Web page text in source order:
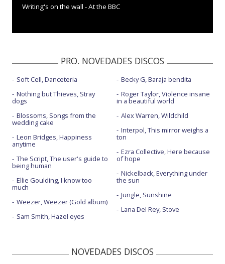
Writing's on the wall - At the BBC
PRO. NOVEDADES DISCOS
Soft Cell, Danceteria
Nothing but Thieves, Stray
dogs
Blossoms, Songs from the
wedding cake
Leon Bridges, Happiness
anytime
The Script, The user's guide to
being human
Ellie Goulding, I know too
much
Weezer, Weezer (Gold album)
Sam Smith, Hazel eyes
Becky G, Baraja bendita
Roger Taylor, Violence insane
in a beautiful world
Alex Warren, Wildchild
Interpol, This mirror weighs a
ton
Ezra Collective, Here because
of hope
Nickelback, Everything under
the sun
Jungle, Sunshine
Lana Del Rey, Stove
NOVEDADES DISCOS